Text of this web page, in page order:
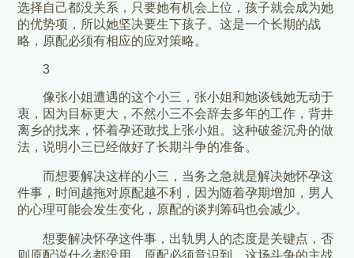
选择自己都没关系，只要她有机会上位，孩子就会成为她
的优势项，所以她坚决要生下孩子。这是一个长期的战
略，原配必须有相应的应对策略。
3
像张小姐遭遇的这个小三，张小姐和她谈钱她无动于
衷，因为目标更大，不然小三不会辞去多年的工作，背井
离乡的找来，怀着孕还敢找上张小姐。这种破釜沉舟的做
法，说明小三已经做好了长期斗争的准备。
而想要解决这样的小三，当务之急就是解决她怀孕这
件事，时间越拖对原配越不利，因为随着孕期增加，男人
的心理可能会发生变化，原配的谈判筹码也会减少。
想要解决怀孕这件事，出轨男人的态度是关键点，否